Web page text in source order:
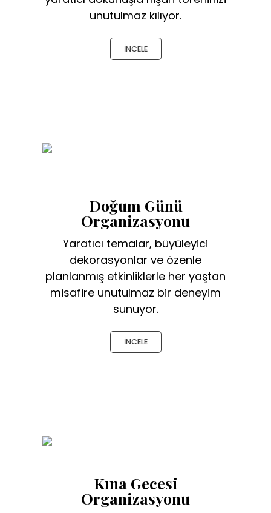
unutulmaz kılıyor.
İNCELE
Doğum Günü
Organizasyonu
Yaratıcı temalar, büyüleyici
dekorasyonlar ve özenle
planlanmış etkinliklerle her yaştan
misafire unutulmaz bir deneyim
sunuyor.
İNCELE
Kına Gecesi
Organizasyonu